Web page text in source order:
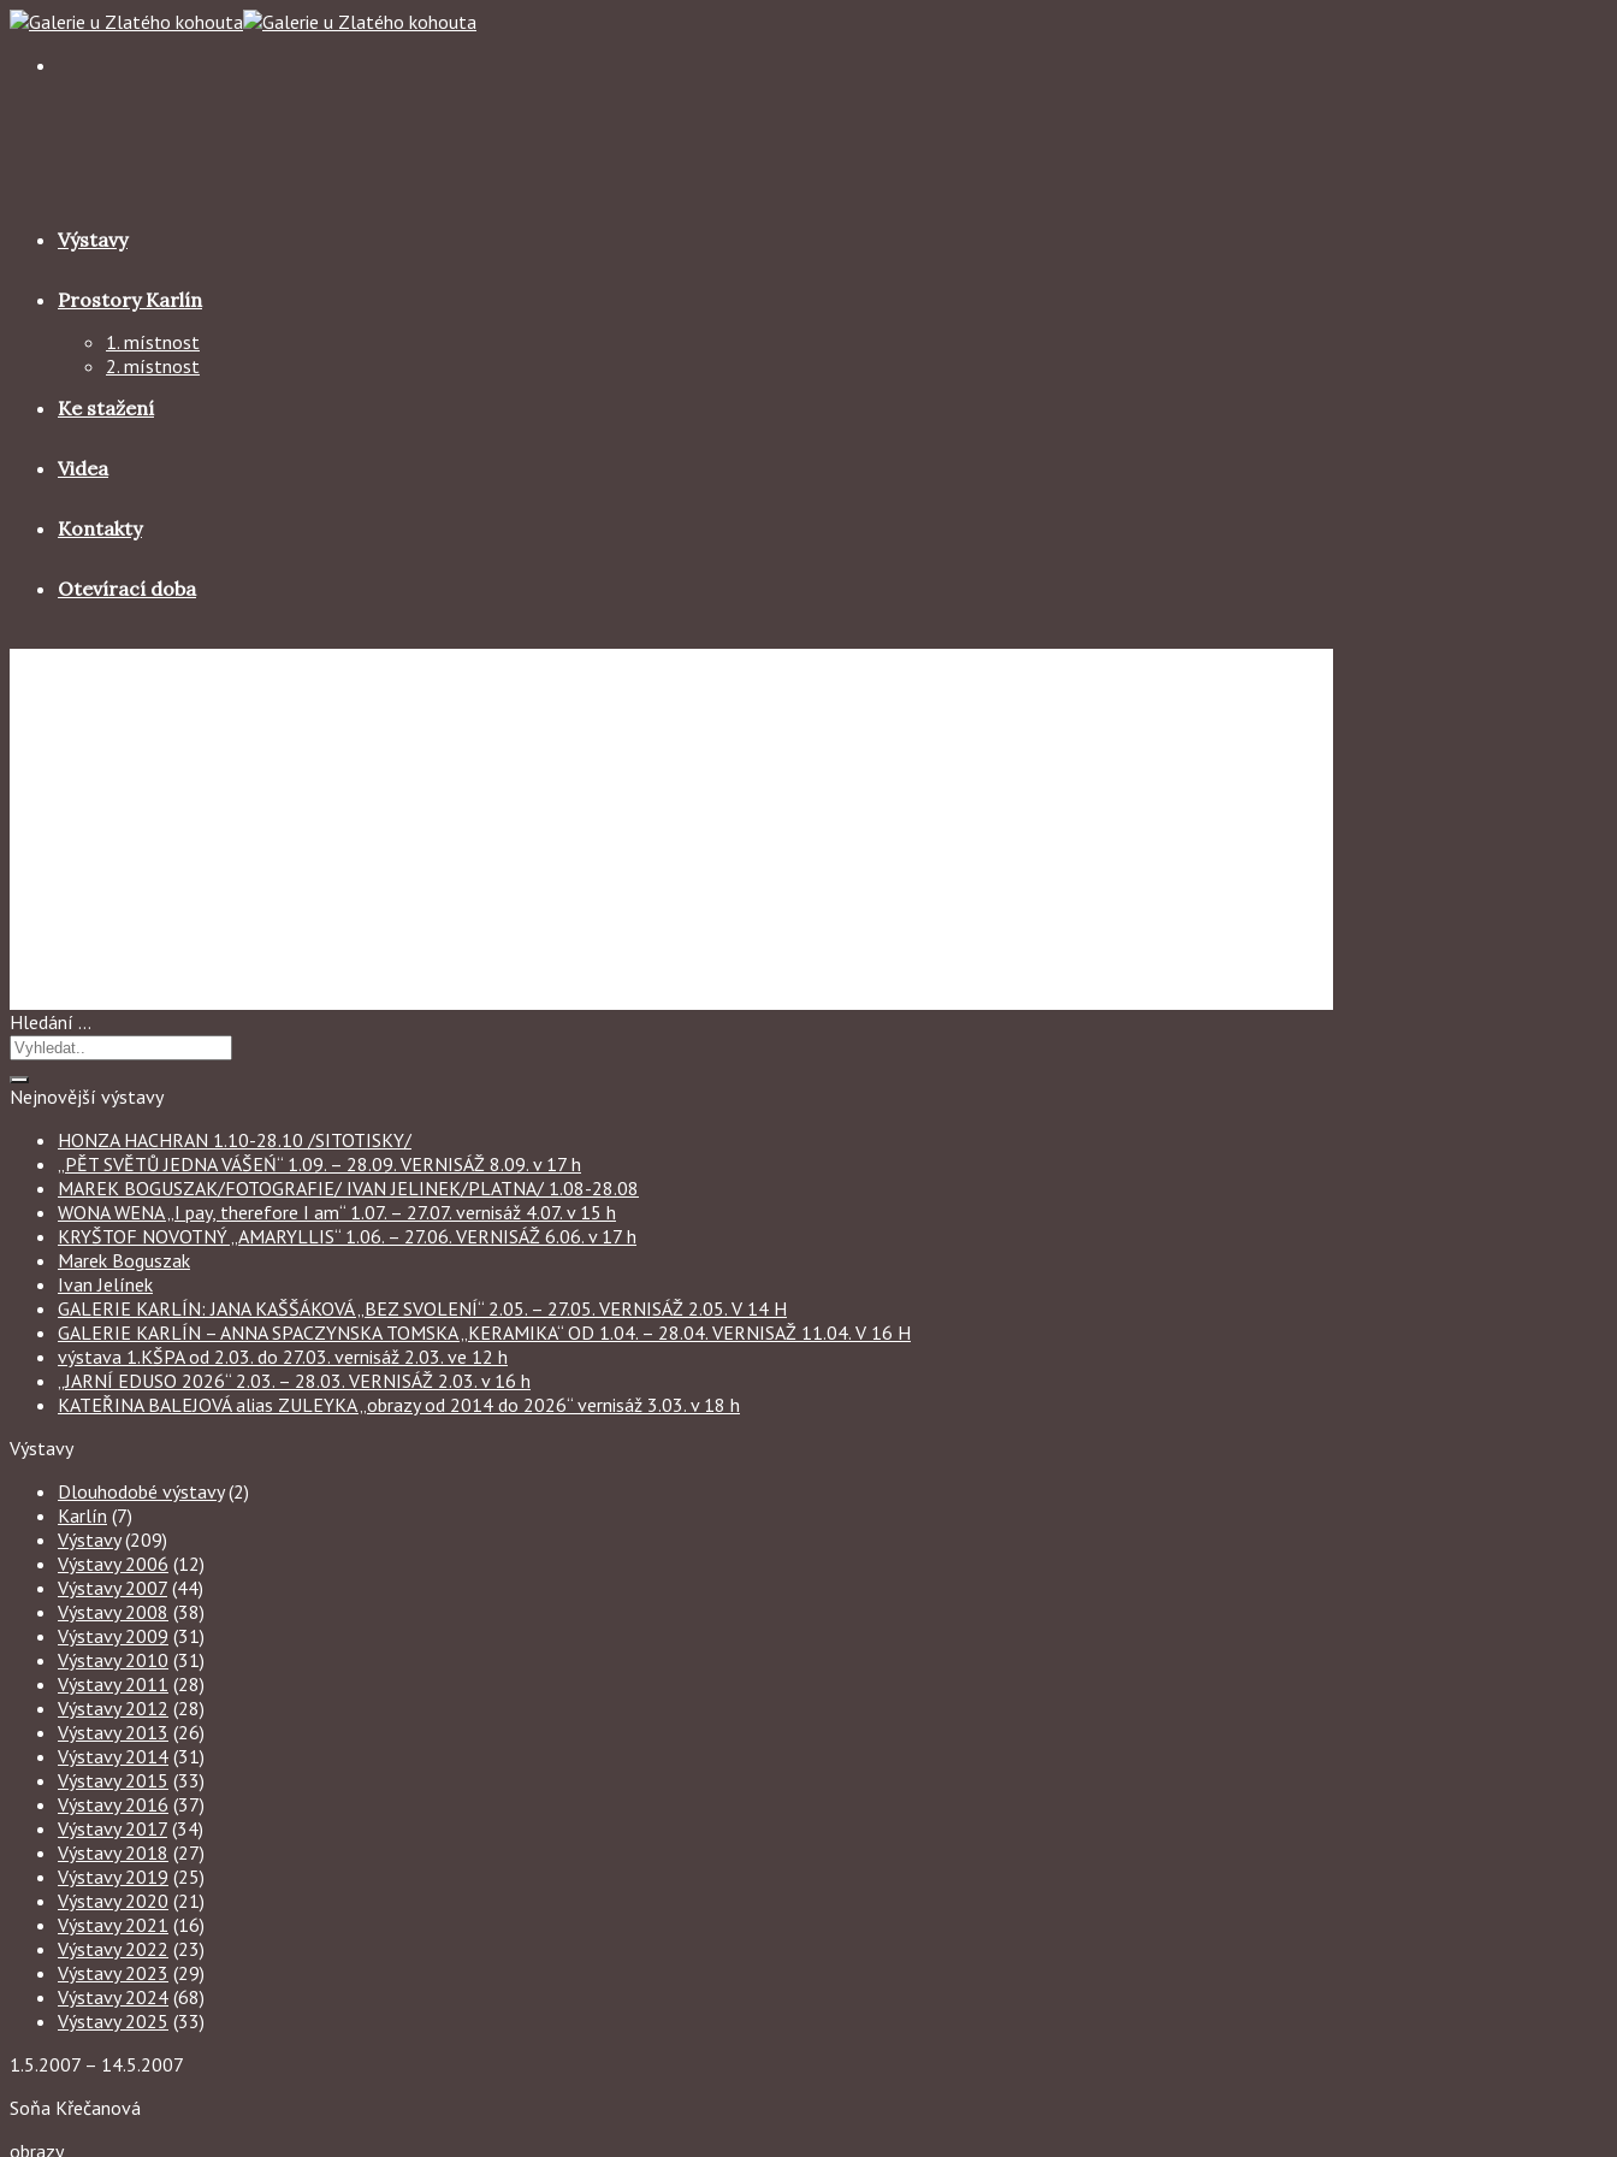
Skip
content
Výstavy
Prostory Karlín
1. místnost
2. místnost
Ke stažení
Videa
Kontakty
Otevírací doba
Hledání …
Nejnovější výstavy
HONZA HACHRAN 1.10-28.10 /SITOTISKY/
„PĚT SVĚTŮ JEDNA VÁŠEŃ“ 1.09. – 28.09. VERNISÁŽ 8.09. v 17 h
MAREK BOGUSZAK/FOTOGRAFIE/ IVAN JELINEK/PLATNA/ 1.08-28.08
WONA WENA „I pay, therefore I am“ 1.07. – 27.07. vernisáž 4.07. v 15 h
KRYŠTOF NOVOTNÝ „AMARYLLIS“ 1.06. – 27.06. VERNISÁŽ 6.06. v 17 h
Marek Boguszak
Ivan Jelínek
GALERIE KARLÍN: JANA KAŠŠÁKOVÁ „BEZ SVOLENÍ“ 2.05. – 27.05. VERNISÁŽ 2.05. V 14 H
GALERIE KARLÍN – ANNA SPACZYNSKA TOMSKA „KERAMIKA“ OD 1.04. – 28.04. VERNISAŽ 11.04. V 16 H
výstava 1.KŠPA od 2.03. do 27.03. vernisáž 2.03. ve 12 h
„JARNÍ EDUSO 2026“ 2.03. – 28.03. VERNISÁŽ 2.03. v 16 h
KATEŘINA BALEJOVÁ alias ZULEYKA „obrazy od 2014 do 2026“ vernisáž 3.03. v 18 h
Výstavy
Dlouhodobé výstavy(2)
Karlín (7)
Výstavy(209)
Výstavy 2006 (12)
Výstavy 2007 (44)
Výstavy 2008 (38)
Výstavy 2009 (31)
Výstavy 2010 (31)
Výstavy 2011 (28)
Výstavy 2012 (28)
Výstavy 2013 (26)
Výstavy 2014 (31)
Výstavy 2015 (33)
Výstavy 2016 (37)
Výstavy 2017 (34)
Výstavy 2018 (27)
Výstavy 2019 (25)
Výstavy 2020 (21)
Výstavy 2021 (16)
Výstavy 2022 (23)
Výstavy 2023 (29)
Výstavy 2024 (68)
Výstavy 2025 (33)
1.5.2007 – 14.5.2007
Soňa Křečanová
obrazy